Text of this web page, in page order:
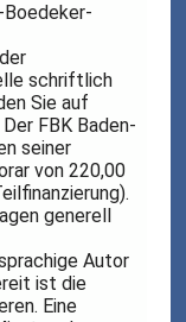
schriftlich
Sie auf
FBK Baden-
seiner
von 220,00
generell
Autor
ist die
Eine